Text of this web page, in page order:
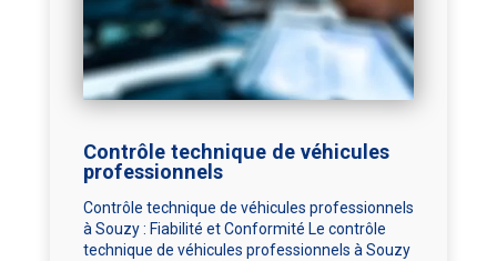
Contrôle technique de véhicules
professionnels
Contrôle technique de véhicules professionnels
à Souzy : Fiabilité et Conformité Le contrôle
technique de véhicules professionnels à Souzy